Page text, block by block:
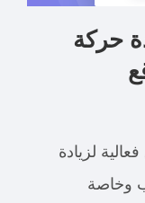
حركة
لزيادة